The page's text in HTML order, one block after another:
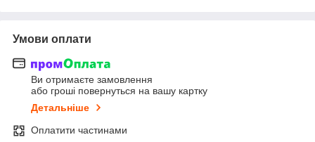
Умови оплати
Ви отримаєте замовлення
або гроші повернуться на вашу картку
Детальніше
Оплатити частинами